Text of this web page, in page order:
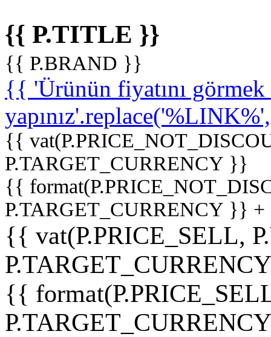
{{ P.TITLE }}
{{ P.BRAND }}
{{ 'Ürünün fiyatını
{{
P.TARGET_CURRENCY }}
{{
P.TARGET_CURRENCY }}
{{ vat(P.PRICE_SELL,
{{